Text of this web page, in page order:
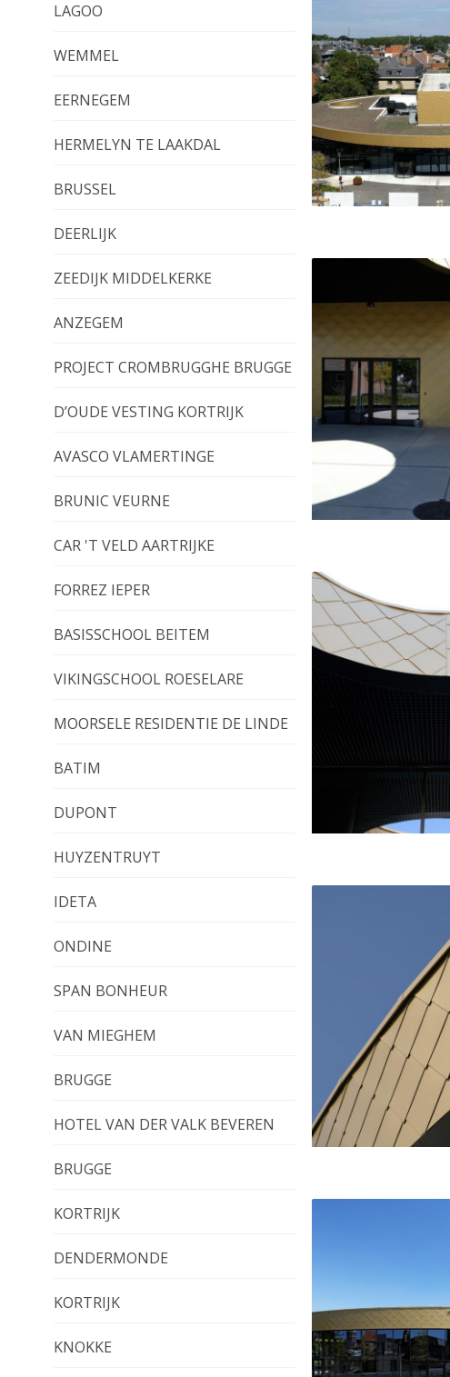
LAGOO
WEMMEL
EERNEGEM
HERMELYN TE LAAKDAL
BRUSSEL
DEERLIJK
ZEEDIJK MIDDELKERKE
ANZEGEM
PROJECT CROMBRUGGHE BRUGGE
D’OUDE VESTING KORTRIJK
AVASCO VLAMERTINGE
BRUNIC VEURNE
CAR 'T VELD AARTRIJKE
FORREZ IEPER
BASISSCHOOL BEITEM
VIKINGSCHOOL ROESELARE
MOORSELE RESIDENTIE DE LINDE
BATIM
DUPONT
HUYZENTRUYT
IDETA
ONDINE
SPAN BONHEUR
VAN MIEGHEM
BRUGGE
HOTEL VAN DER VALK BEVEREN
BRUGGE
KORTRIJK
DENDERMONDE
KORTRIJK
KNOKKE